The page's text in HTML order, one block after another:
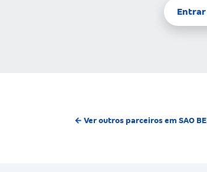
← Ver outros parceiros em SAO